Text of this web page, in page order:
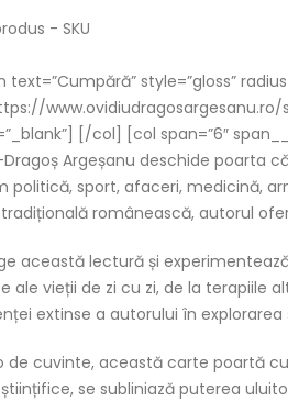
- SKU
text=”Cumpără” style=”gloss”
[/col] [col span=”6″
Argeșanu deschide poarta
politică, sport, afaceri, medicină,
românească, autorul
această lectură și
ale vieții de zi cu zi, de la terapiile
extinse a autorului în
de cuvinte, această carte poartă
se subliniază puterea